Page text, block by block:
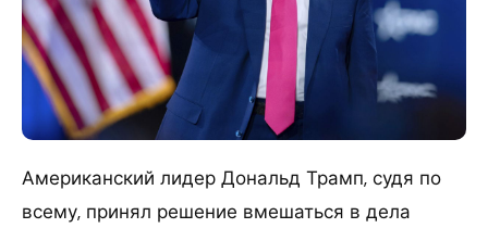
Американский лидер Дональд Трамп, судя по
всему, принял решение вмешаться в дела